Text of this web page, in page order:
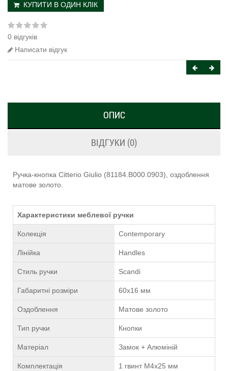
КУПИТИ В ОДИН КЛІК
0 відгуків
Написати відгук
ОПИС
ВІДГУКИ (0)
Ручка-кнопка Citterio Giulio (81184.B000.0903), оздоблення
матове золото.
Характеристики меблевої ручки
Колекція Contemporary
Лінійка Handles
Стиль ручки Scandi
Габаритні розміри 60х16 мм
Оздоблення Матове золото
Тип ручки Кнопки
Матеріал Замок + Алюміній
Комплектація 1 гвинт М4х25 мм